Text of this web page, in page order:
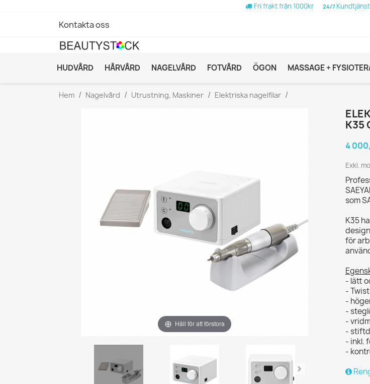
Fri frakt från 1000kr 24/7
Kontakta oss
HUDVÅRD HÅRVÅRD NAGELVÅRD FOTVÅRD ÖGON MASSAGE +
Hem Nagelvård Utrustning, Maskiner Elektriska nagelfilar
Håll för att förstora
K35
4
Exkl.
som
K35
för
- lätt
-
-
-
-
-
- inkl.
-